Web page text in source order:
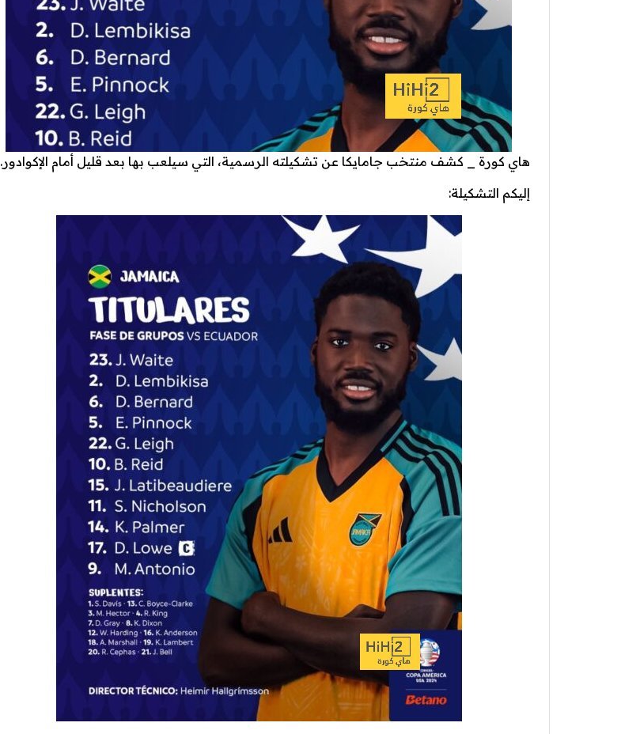
هاي كورة _ كشف منتخب جامايكا عن تشكيلته الرسمية، التي سيلعب بها بعد قليل أمام الإكوادور.
إليكم التشكيلة: